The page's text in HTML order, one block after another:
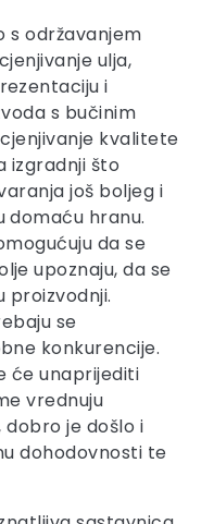
s održavanjem
ulja,
i
s bučinim
kvalitete
izgradnji što
još boljeg i
domaću hranu.
da se
upoznaju, da se
proizvodnji.
se
konkurencije.
će unaprijediti
vrednuju
dobro je došlo i
dohodovnosti te